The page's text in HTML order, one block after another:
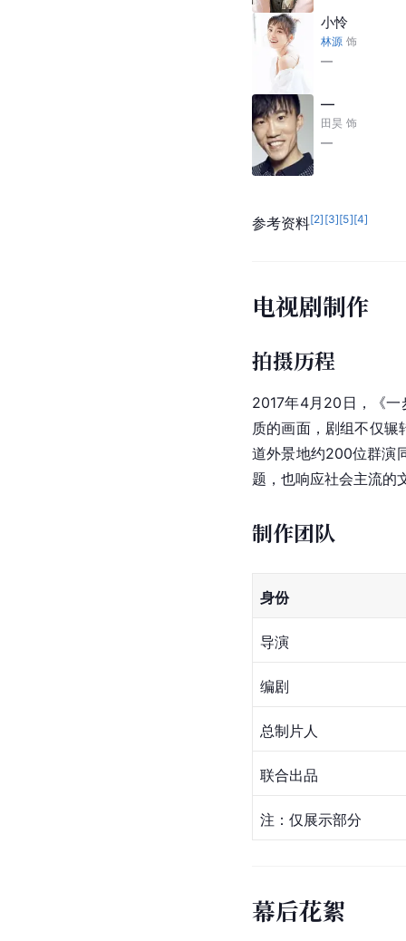
小怜
林源 饰
—
—
田昊 饰
—
参考资料[2] [3][5][4]
电视剧制作
拍摄历程
2017年4月20日，《
质的画面，剧组不仅辗
道外景地约200位群演
题，也响应社会主流的
制作团队
身份
导演
编剧
总制片人
联合出品
注：仅展示部分
幕后花絮